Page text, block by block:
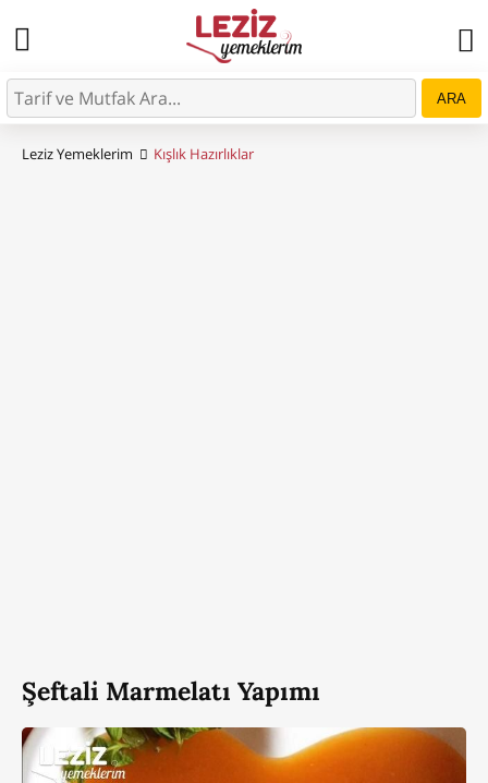
ARA
Leziz Yemeklerim Kışlık Hazırlıklar
Şeftali Marmelatı Yapımı